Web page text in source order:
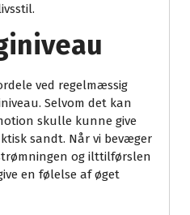
ved regelmæssig
Selvom det kan
skulle kunne give
sandt. Når vi bevæger
og ilttilførslen
en følelse af øget